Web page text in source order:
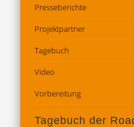
Presseberichte
Projektpartner
Tagebuch
Video
Vorbereitung
Tagebuch der